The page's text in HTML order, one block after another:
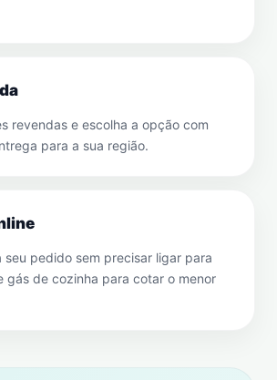
revendas e escolha a opção com
para a sua região.
seu pedido sem precisar ligar para
gás de cozinha para cotar o menor